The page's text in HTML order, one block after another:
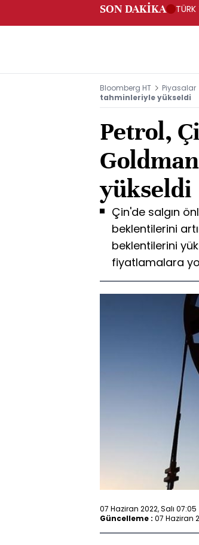
SON DAKİKA
Bloomberg HT Piyasalar
tahminleriyle yükseldi
Petrol,
yükseldi
Çin'de salgın
beklentilerini
beklentilerini
fiyatlamalara
07 Haziran 2022, Salı 07:05
Güncelleme : 07 Haziran